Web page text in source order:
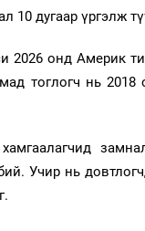
10 дугаар үргэлж
2026 онд Америк
тоглогч нь
Учир нь